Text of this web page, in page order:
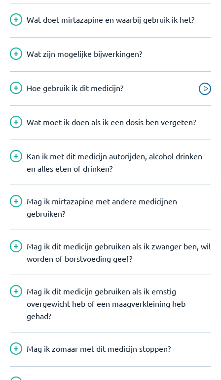
Wat doet mirtazapine en waarbij gebruik ik het?
Wat zijn mogelijke bijwerkingen?
Hoe gebruik ik dit medicijn?
Wat moet ik doen als ik een dosis ben vergeten?
Kan ik met dit medicijn autorijden, alcohol drinken
en alles eten of drinken?
Mag ik mirtazapine met andere medicijnen
gebruiken?
Mag ik dit medicijn gebruiken als ik zwanger ben, wil
worden of borstvoeding geef?
Mag ik dit medicijn gebruiken als ik ernstig
overgewicht heb of een maagverkleining heb
gehad?
Mag ik zomaar met dit medicijn stoppen?